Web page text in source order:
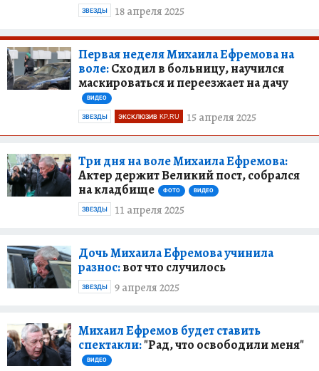
18 апреля 2025
ЗВЕЗДЫ
Первая неделя Михаила Ефремова на
воле:Сходил в больницу, научился
маскироваться и переезжает на дачу
ВИДЕО
15 апреля 2025
ЗВЕЗДЫ ЭКСКЛЮЗИВ KP.RU
Три дня на воле Михаила Ефремова:
Актер держит Великий пост, собрался
на кладбище
ФОТО ВИДЕО
11 апреля 2025
ЗВЕЗДЫ
Дочь Михаила Ефремова учинила
разнос:вот что случилось
9 апреля 2025
ЗВЕЗДЫ
Михаил Ефремов будет ставить
спектакли:"Рад, что освободили меня"
ВИДЕО